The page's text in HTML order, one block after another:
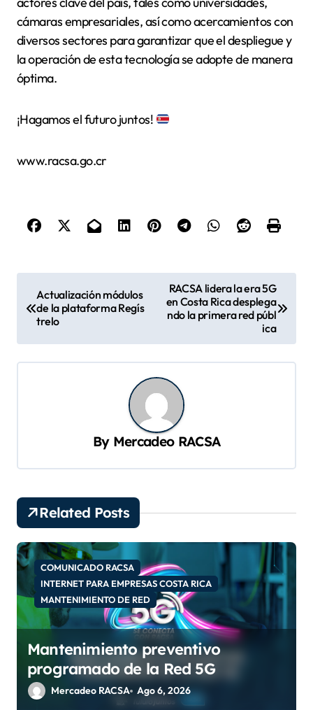
cámaras empresariales, así como acercamientos con
diversos sectores para garantizar que el despliegue y
la operación de esta tecnología se adopte de manera
óptima.
¡Hagamos el futuro juntos!
www.racsa.go.cr
a
ó
e
e
n
t
r
Actualización módulos
de la plataforma Regís
trelo
RACSA lidera la era 5G
en Costa Rica desplega
ndo la primera red públ
ica
By Mercadeo RACSA
Related Posts
COMUNICADO RACSA
INTERNET PARA EMPRESAS COSTA RICA
MANTENIMIENTO DE RED
Mantenimiento preventivo
programado de la Red 5G
Mercadeo RACSA Ago 6, 2026